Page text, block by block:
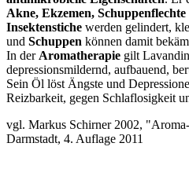
Akne, Ekzemen,
Insektenstiche werden gelindert,
und Schuppen können damit
In der Aromatherapie gilt
depressionsmildernd, aufbauend,
Sein Öl löst Ängste und
Reizbarkeit, gegen Schlaflosigkeit
vgl. Markus Schirner 2002,
Darmstadt, 4. Auflage 2011